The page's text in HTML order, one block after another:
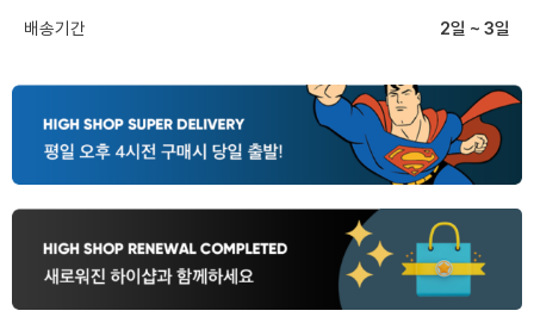
배송기간
2일 ~ 3일